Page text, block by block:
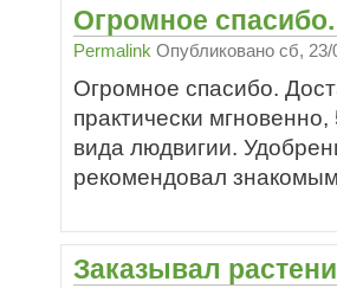
Огромное
Permalink Опубликованосб, 23/
Огромное спасибо.
практически
вида людвигии.
рекомендовал
Заказывал